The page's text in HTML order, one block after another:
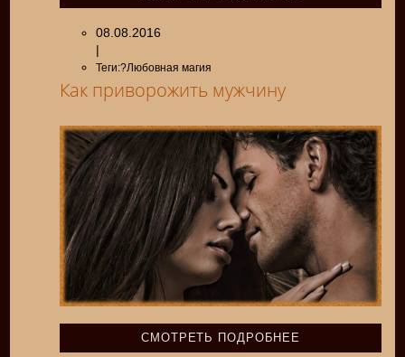
08.08.2016
|
Теги:?Любовная магия
Как приворожить мужчину
СМОТРЕТЬ ПОДРОБНЕЕ